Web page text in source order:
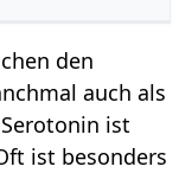
den
auch als
ist
ist besonders